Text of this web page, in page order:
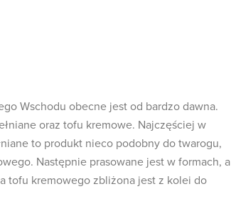
Wschodu obecne jest od bardzo dawna.
oraz tofu kremowe. Najczęściej w
to produkt nieco podobny do twarogu,
Następnie prasowane jest w formach, a
tofu kremowego zbliżona jest z kolei do